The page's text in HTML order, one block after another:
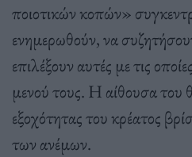
ποιοτικών κοπών»
ενημερωθούν, να
επιλέξουν αυτές με τις
μενού τους. Η αίθουσα του
εξοχότητας του κρέατος
των ανέμων.